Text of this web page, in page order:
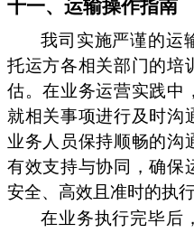
十一、运输操作指南
我司实施严谨的运
托运方各相关部门的培
估。在业务运营实践中
就相关事项进行及时沟
业务人员保持顺畅的沟
有效支持与协同，确保
安全、高效且准时的执行
在业务执行完毕后